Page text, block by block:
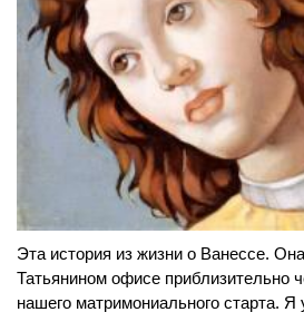
Эта история из жизни о Ванессе.
Татьянином офисе приблизительно
нашего матримониального старта. Я